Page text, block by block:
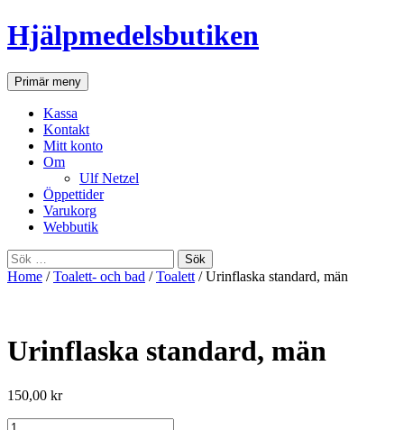
Hjälpmedelsbutiken
SökPrimär meny Gå
till
Kassa
Kontakt
Mitt konto
Om
Ulf Netzel
Öppettider
Varukorg
Webbutik
Sök
efter:
Home /Toalett- och bad /Toalett / Urinflaska standard, män
Urinflaska standard, män
150,00 kr
Urinflaska